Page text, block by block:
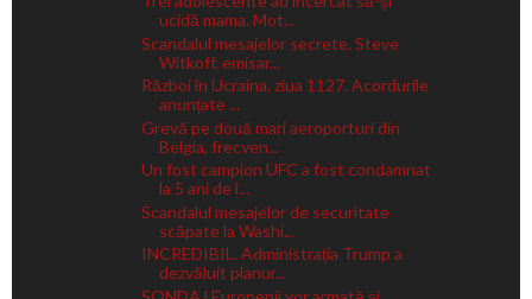
ucidă mama. Mot...
Scandalul mesajelor secrete. Steve
Witkoff, emisar...
Război în Ucraina, ziua 1127. Acordurile
anunțate ...
Grevă pe două mari aeroporturi din
Belgia, frecven...
Un fost campion UFC a fost condamnat
la 5 ani de î...
Scandalul mesajelor de securitate
scăpate la Washi...
INCREDIBIL. Administrația Trump a
dezvăluit planur...